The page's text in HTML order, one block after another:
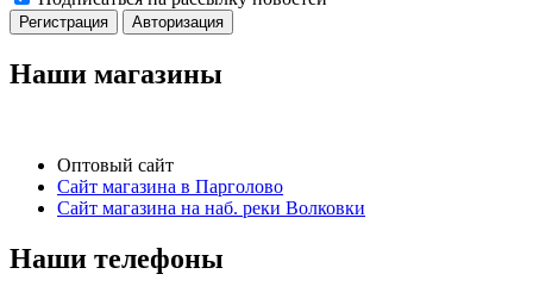
Регистрация Авторизация
Наши магазины
Оптовый сайт
Сайт магазина в Парголово
Сайт магазина на наб. реки Волковки
Наши телефоны